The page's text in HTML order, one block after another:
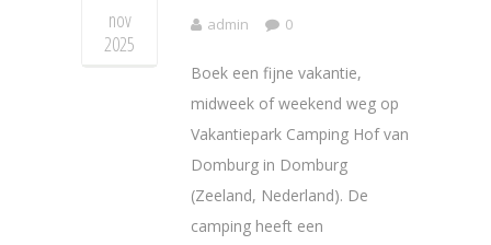
nov
2025
admin 0
Boek een fijne vakantie,
midweek of weekend weg op
Vakantiepark Camping Hof van
Domburg in Domburg
(Zeeland, Nederland). De
camping heeft een